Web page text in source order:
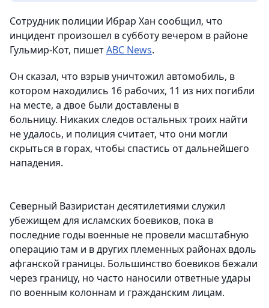
Сотрудник полиции Ибрар Хан сообщил, что
инцидент произошел в субботу вечером в районе
Гульмир-Кот, пишетABC News.
Он сказал, что взрыв уничтожил автомобиль, в
котором находились 16 рабочих, 11 из них погибли
на месте, а двое были доставлены в
больницу. Никаких следов остальных троих найти
не удалось, и полиция считает, что они могли
скрыться в горах, чтобы спастись от дальнейшего
нападения.
Северный Вазиристан десятилетиями служил
убежищем для исламских боевиков, пока в
последние годы военные не провели масштабную
операцию там и в других племенных районах вдоль
афганской границы. Большинство боевиков бежали
через границу, но часто наносили ответные удары
по военным колоннам и гражданским лицам.